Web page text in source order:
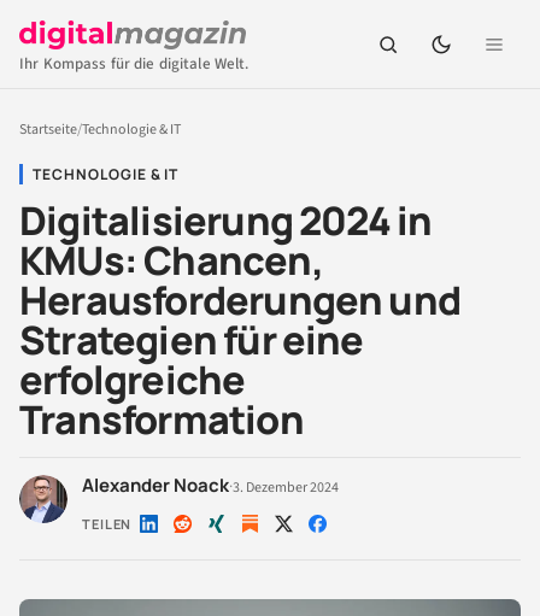
Ihr Kompass für die digitale Welt.
Startseite/Technologie & IT
TECHNOLOGIE & IT
Digitalisierung 2024 in
KMUs: Chancen,
Herausforderungen und
Strategien für eine
erfolgreiche
Transformation
Alexander Noack·3. Dezember 2024
TEILEN Auf Auf Auf Auf Auf